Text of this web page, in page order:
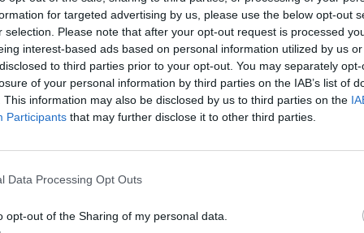
for targeted advertising by us, please use the below opt-out
selection. Please note that after your opt-out request is processed
interest-based ads based on personal information utilized by us
to third parties prior to your opt-out. You may separately
of your personal information by third parties on the IAB’s list of
This information may also be disclosed by us to third parties on the
Participants that may further disclose it to other third parties.
Data Processing Opt Outs
opt-out of the Sharing of my personal data.
#zöld rendszám
#autók
szólhat hozzá.Belépés itt!
itt találod